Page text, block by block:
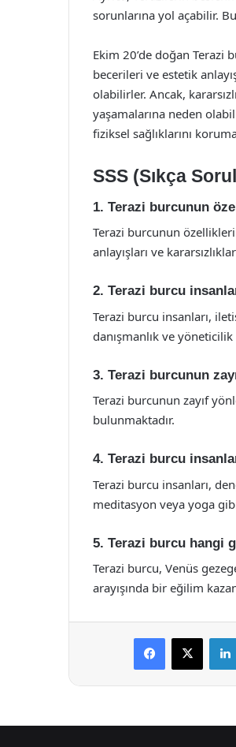
sorunlarına yol açabilir.
Ekim 20’de doğan
becerileri ve estetik
olabilirler. Ancak,
yaşamalarına neden
fiziksel sağlıklarını
SSS (Sıkça
1. Terazi burcunun
Terazi burcunun
anlayışları ve
2. Terazi burcu
Terazi burcu insanları,
danışmanlık ve
3. Terazi burcunun
Terazi burcunun zayıf
bulunmaktadır.
4. Terazi burcu
Terazi burcu insanları,
meditasyon veya yoga
5. Terazi burcu hangi
Terazi burcu, Venüs
arayışında bir eğilim
Facebook
X